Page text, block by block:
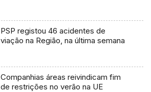
PSP registou 46 acidentes de
viação na Região, na última semana
Companhias áreas reivindicam fim
de restrições no verão na UE